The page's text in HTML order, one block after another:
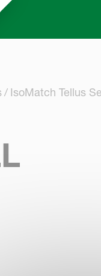
IsoMatch Tellus